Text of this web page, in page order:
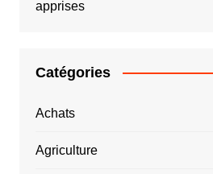
apprises
Catégories
Achats
Agriculture